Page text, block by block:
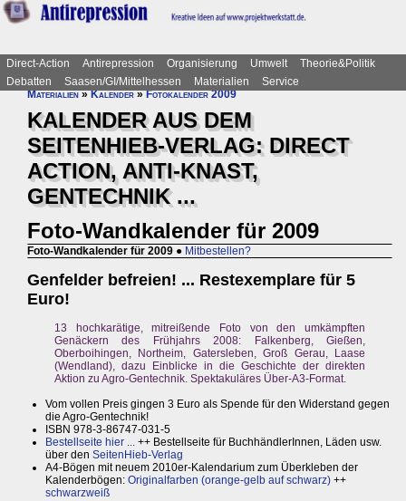
Direct-Action Antirepression Organisierung Umwelt
Theorie&Politik
Debatten
Saasen/GI/Mittelhessen Materialien
Service
Materialien»Kalender»Fotokalender 2009
KALENDER AUS DEM
SEITENHIEB-VERLAG: DIRECT
ACTION, ANTI-KNAST,
GENTECHNIK ...
Foto-Wandkalender für 2009
Foto-Wandkalender für 2009 ● Mitbestellen?
Genfelder befreien! ... Restexemplare für 5
Euro!
13 hochkarätige, mitreißende Foto von den umkämpften
Genäckern des Frühjahrs 2008: Falkenberg, Gießen,
Oberboihingen, Northeim, Gatersleben, Groß Gerau, Laase
(Wendland), dazu Einblicke in die Geschichte der direkten
Aktion zu Agro-Gentechnik. Spektakuläres Über-A3-Format.
Vom vollen Preis gingen 3 Euro als Spende für den Widerstand gegen
die Agro-Gentechnik!
ISBN 978-3-86747-031-5
Bestellseite hier ... ++ Bestellseite für BuchhändlerInnen, Läden usw.
über den SeitenHieb-Verlag
A4-Bögen mit neuem 2010er-Kalendarium zum Überkleben der
Kalenderbögen: Originalfarben (orange-gelb auf schwarz) ++
schwarzweiß